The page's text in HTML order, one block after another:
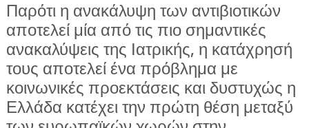
ΕΦΗΜΕΡΙΔΑ Η ΠΑΡΓΑ
ΠΛΗΡΟΦΟΡΙΕΣ
Παρότι η ανακάλυψη των αντιβιοτικών
αποτελεί μία από τις πιο σημαντικές
ανακαλύψεις της Ιατρικής, η κατάχρησή
τους αποτελεί ένα πρόβλημα με
κοινωνικές προεκτάσεις και δυστυχώς η
Ελλάδα κατέχει την πρώτη θέση μεταξύ